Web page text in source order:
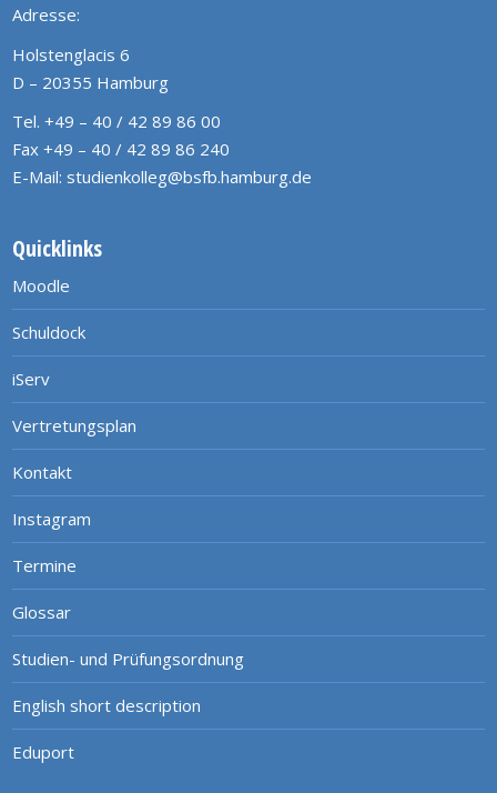
Adresse:
Holstenglacis 6
D – 20355 Hamburg
Tel. +49 – 40 / 42 89 86 00
Fax +49 – 40 / 42 89 86 240
E-Mail: studienkolleg@bsfb.hamburg.de
Quicklinks
Moodle
Schuldock
iServ
Vertretungsplan
Kontakt
Instagram
Termine
Glossar
Studien- und Prüfungsordnung
English short description
Eduport